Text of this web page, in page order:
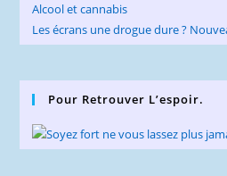
Alcool et cannabis
Les écrans une drogue dure ?
Pour Retrouver L’espoir.